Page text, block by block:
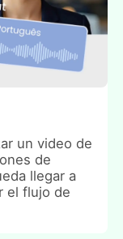
un video de
de
llegar a
el flujo de